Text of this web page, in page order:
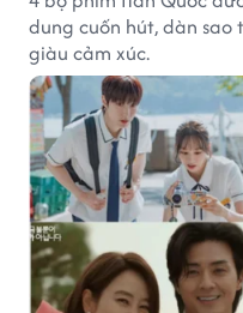
dung cuốn hút, dàn sao
giàu cảm xúc.